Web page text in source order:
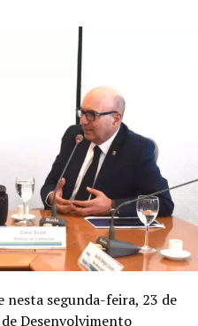
nesta segunda-feira, 23 de
Desenvolvimento